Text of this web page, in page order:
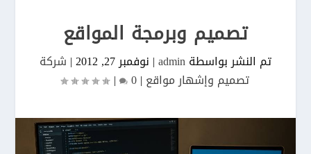
تصميم وبرمجة المواقع
تم النشر بواسطةadmin
| نوفمبر 27, 2012 | شركة
تصميم وإشهار مواقع |
0
|